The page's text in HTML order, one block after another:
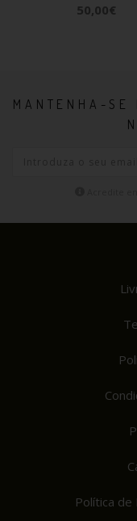
50,00€
MANTENHA-SE
Política